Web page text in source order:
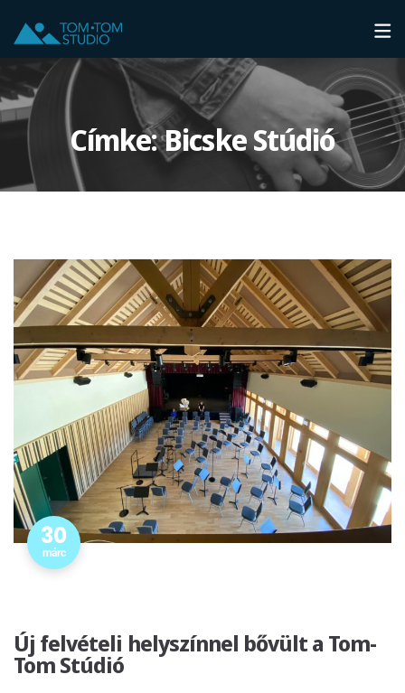
Címke:Bicske Stúdió
30
márc
Új felvételi helyszínnel bővült a Tom-
Tom Stúdió